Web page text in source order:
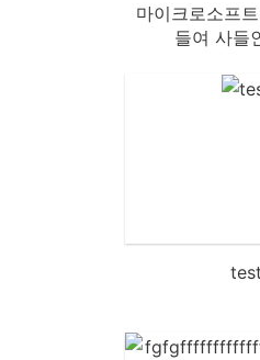
마이크로소프
들여 사들
test